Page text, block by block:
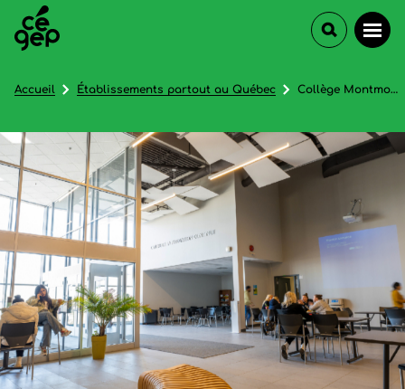
Accueil Établissements partout au Québec Collège Montmorency (Formation continue et services aux entreprises)